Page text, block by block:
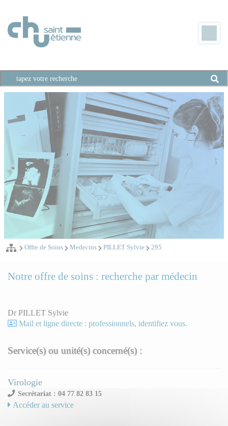
Offre de Soins Medecins PILLET Sylvie 295
Notre offre de soins : recherche par médecin
Dr PILLET Sylvie
Mail et ligne directe : professionnels, identifiez vous.
Service(s) ou unité(s) concerné(s) :
Virologie
Secrétariat : 04 77 82 83 15
Accéder au service